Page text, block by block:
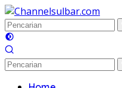
Langsung
ke
konten